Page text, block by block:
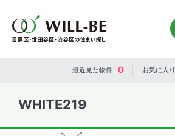
最近見た物件 0 お気に入り
WHITE219